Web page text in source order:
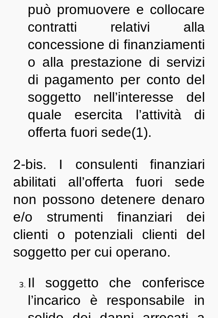
può promuovere e collocare
contratti relativi alla
concessione di finanziamenti
o alla prestazione di servizi
di pagamento per conto del
soggetto nell’interesse del
quale esercita l’attività di
offerta fuori sede(1).
2-bis. I consulenti finanziari
abilitati all’offerta fuori sede
non possono detenere denaro
e/o strumenti finanziari dei
clienti o potenziali clienti del
soggetto per cui operano.
Il soggetto che conferisce
l’incarico è responsabile in